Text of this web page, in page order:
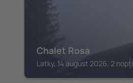
Chalet Rosa
Latky, 14 august 2026, 2 nopți